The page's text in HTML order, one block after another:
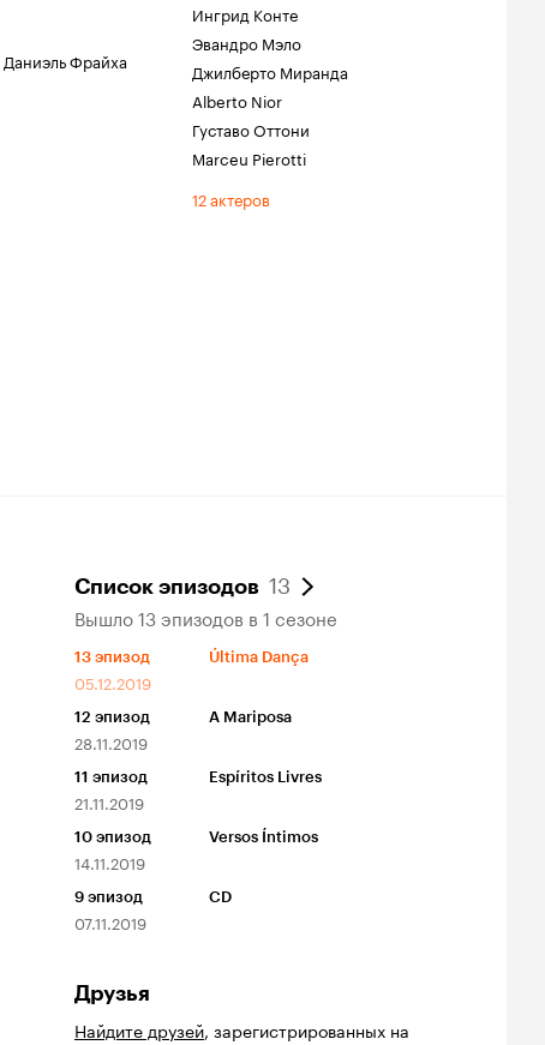
Даниэль Фрайха
Ингрид Конте
Эвандро Мэло
Джилберто Миранда
Alberto Nior
Густаво Оттони
Marceu Pierotti
12 актеров
Список эпизодов 13
Вышло 13 эпизодов в 1 сезоне
13 эпизод
05.12.2019
Última Dança
12 эпизод
28.11.2019
A Mariposa
11 эпизод
21.11.2019
Espíritos Livres
10 эпизод
14.11.2019
Versos Íntimos
9 эпизод
07.11.2019
CD
Друзья
Найдите друзей, зарегистрированных на